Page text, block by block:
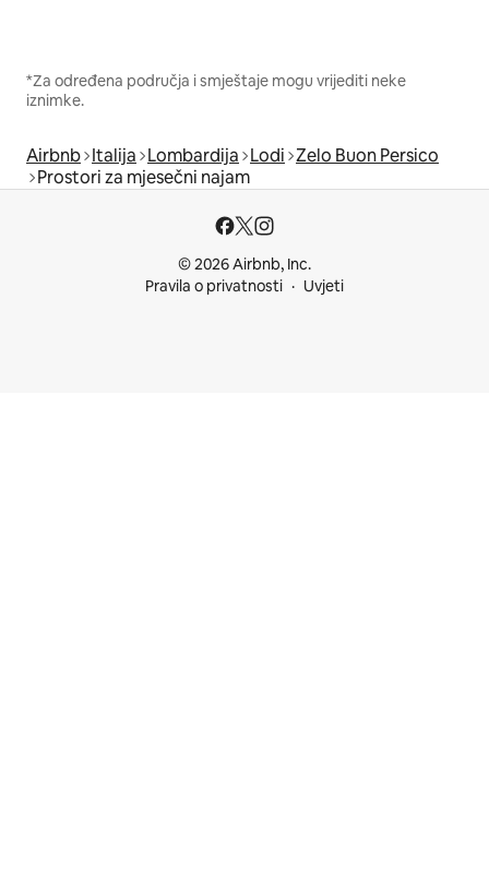
*Za određena područja i smještaje mogu vrijediti neke
iznimke.
Airbnb Italija Lombardija Lodi Zelo Buon Persico
Prostori za mjesečni najam
© 2026 Airbnb, Inc.
Pravila o privatnosti
Uvjeti